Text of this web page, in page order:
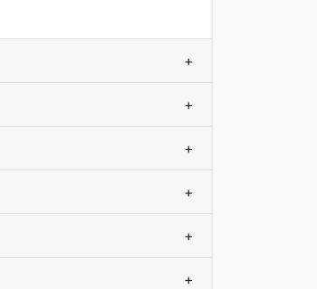
+
+
+
+
+
+